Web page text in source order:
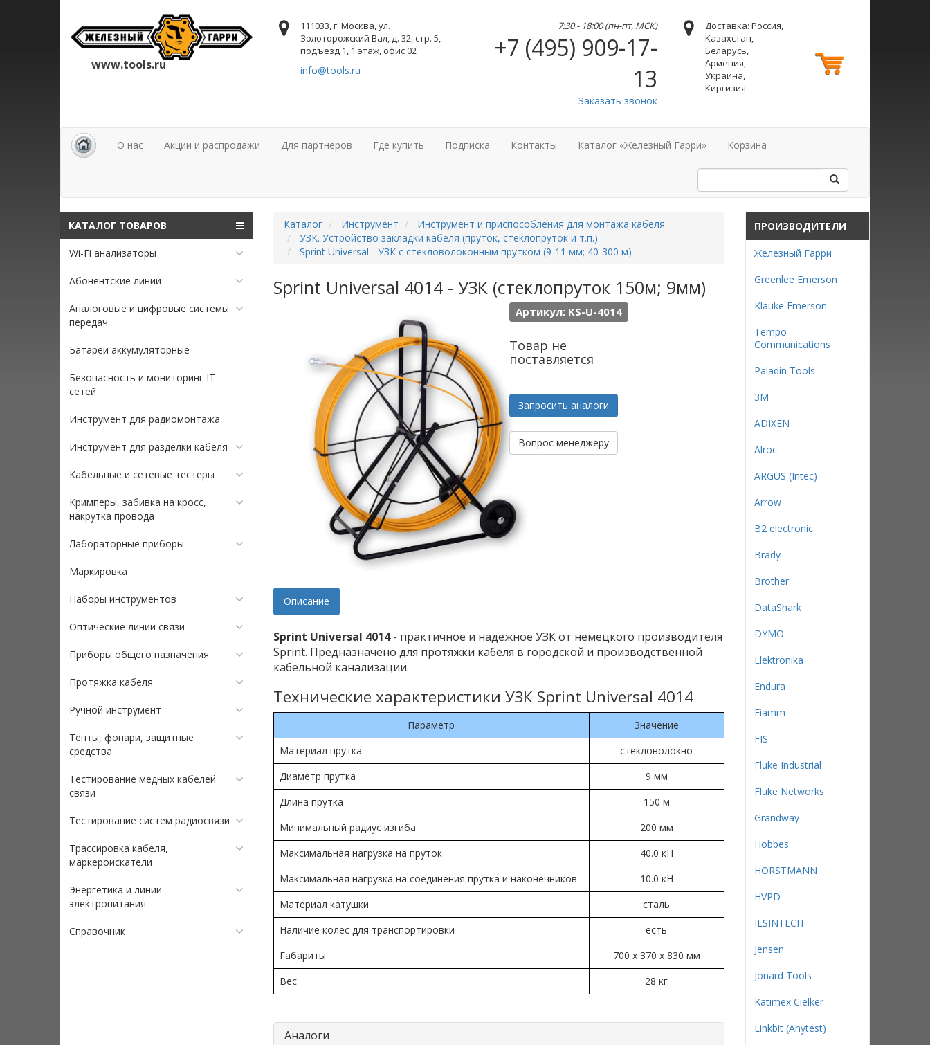
www.tools.ru
111033, г. Москва, ул.
Золоторожский Вал, д. 32, стр. 5,
подъезд 1, 1 этаж, офис 02
info@tools.ru
7:30 - 18:00 (пн-пт, МСК)
+7 (495) 909-17-
13
Заказать звонок
Доставка: Россия,
Казахстан,
Беларусь,
Армения,
Украина,
Киргизия
О нас Акции и распродажи Для партнеров Где купить Подписка Контакты Каталог «Железный Гарри» Корзина
КАТАЛОГ ТОВАРОВ
Wi-Fi анализаторы
Абонентские линии
Аналоговые и цифровые системы
передач
Батареи аккумуляторные
Безопасность и мониторинг IT-
сетей
Инструмент для радиомонтажа
Инструмент для разделки кабеля
Кабельные и сетевые тестеры
Кримперы, забивка на кросс,
накрутка провода
Лабораторные приборы
Маркировка
Наборы инструментов
Оптические линии связи
Приборы общего назначения
Протяжка кабеля
Ручной инструмент
Тенты, фонари, защитные
средства
Тестирование медных кабелей
связи
Тестирование систем радиосвязи
Трассировка кабеля,
маркероискатели
Энергетика и линии
электропитания
Справочник
Каталог Инструмент
Инструмент и приспособления для монтажа кабеля
УЗК. Устройство закладки кабеля (пруток, стеклопруток и т.п.)
Sprint Universal - УЗК с стекловолоконным прутком (9-11 мм; 40-300 м)
Sprint Universal 4014 - УЗК (стеклопруток 150м; 9мм)
Артикул: KS-U-4014
Товар не
поставляется
Запросить аналоги
Вопрос менеджеру
Описание
Sprint Universal 4014- практичное и надежное УЗК от немецкого производителя
Sprint. Предназначено для протяжки кабеля в городской и производственной
кабельной канализации.
Технические характеристики УЗК Sprint Universal 4014
Параметр
Значение
Материал прутка
стекловолокно
Диаметр прутка
9 мм
Длина прутка
150 м
Минимальный радиус изгиба
200 мм
Максимальная нагрузка на пруток
40.0 кН
Максимальная нагрузка на соединения прутка и наконечников
10.0 кН
Материал катушки
сталь
Наличие колес для транспортировки
есть
Габариты
700 x 370 x 830 мм
Вес
28 кг
Аналоги
ПРОИЗВОДИТЕЛИ
Железный Гарри
Greenlee Emerson
Klauke Emerson
Tempo
Communications
Paladin Tools
3М
ADIXEN
Alroc
ARGUS (Intec)
Arrow
B2 electronic
Brady
Brother
DataShark
DYMO
Elektronika
Endura
Fiamm
FIS
Fluke Industrial
Fluke Networks
Grandway
Hobbes
HORSTMANN
HVPD
ILSINTECH
Jensen
Jonard Tools
Katimex Cielker
Linkbit (Anytest)